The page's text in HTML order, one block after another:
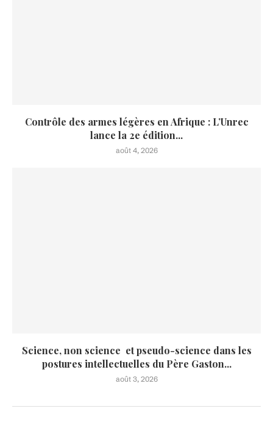
Contrôle des armes légères en Afrique : L’Unrec
lance la 2e édition...
août 4, 2026
Science, non science et pseudo-science dans les
postures intellectuelles du Père Gaston...
août 3, 2026